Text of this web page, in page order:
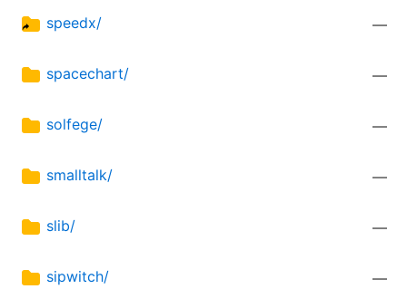
speedx/ —
spacechart/ —
solfege/ —
smalltalk/ —
slib/ —
sipwitch/ —